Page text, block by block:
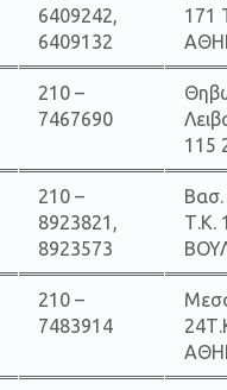
6409242,
6409132
171
210 –
7467690
115
210 –
8923821,
8923573
Τ.Κ.
210 –
7483914